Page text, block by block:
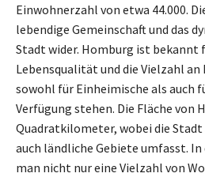
Einwohnerzahl von etwa 44.000.
lebendige Gemeinschaft und das
Stadt wider. Homburg ist bekannt
Lebensqualität und die Vielzahl
sowohl für Einheimische als auch
Verfügung stehen. Die Fläche von
Quadratkilometer, wobei die
auch ländliche Gebiete umfasst.
man nicht nur eine Vielzahl von